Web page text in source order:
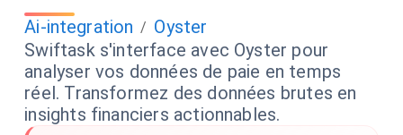
Ai-integration / Oyster
Swiftask s'interface avec Oyster pour
analyser vos données de paie en temps
réel. Transformez des données brutes en
insights financiers actionnables.